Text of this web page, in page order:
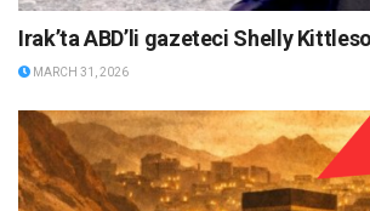
Irak’ta ABD’li gazeteci Shelly
MARCH 31, 2026